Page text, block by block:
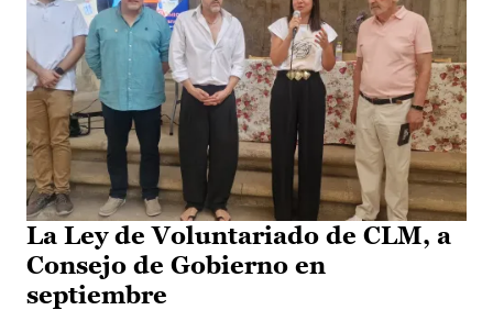
La Ley de Voluntariado de CLM, a
Consejo de Gobierno en
septiembre